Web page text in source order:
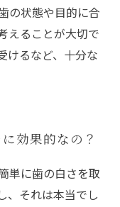
の状態や目的に合
えることが大切で
けるなど、十分な
効果的なの？
単に歯の白さを取
、それは本当でし